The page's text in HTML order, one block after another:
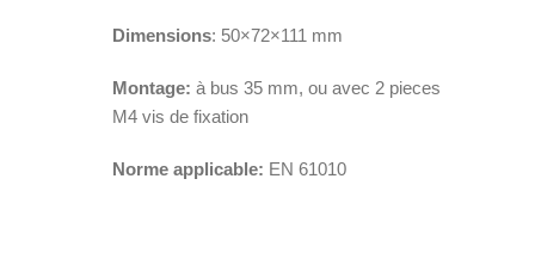
Dimensions: 50×72×111 mm
Montage:à bus 35 mm, ou avec 2 pieces
M4 vis de fixation
Norme applicable: EN 61010